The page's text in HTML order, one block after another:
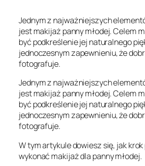
Jednym z najważniejszych
jest makijaż panny młodej. Celem
być podkreślenie jej naturalnego
jednoczesnym zapewnieniu, że
fotografuje.
Jednym z najważniejszych
jest makijaż panny młodej. Celem
być podkreślenie jej naturalnego
jednoczesnym zapewnieniu, że
fotografuje.
W tym artykule dowiesz się, jak krok
wykonać makijaż dla panny młodej.